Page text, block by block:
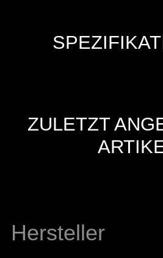
ZULETZT
Hersteller